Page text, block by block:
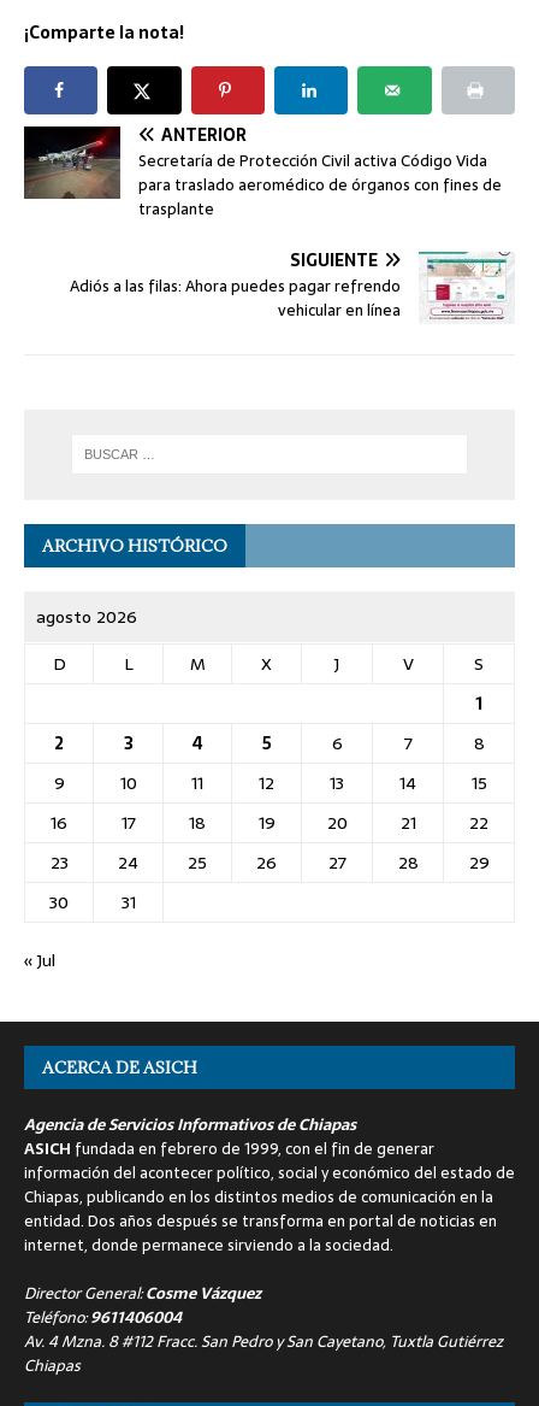
¡Comparte la nota!
ANTERIOR
Secretaría de Protección Civil activa Código Vida
para traslado aeromédico de órganos con fines de
trasplante
SIGUIENTE
Adiós a las filas: Ahora puedes pagar refrendo
vehicular en línea
ARCHIVO HISTÓRICO
agosto 2026
D
L M X J V
S
1
2
3 4 5 6 7
8
9
10 11 12 13 14
15
16
17 18 19 20 21
22
23
24 25 26 27 28
29
30
31
« Jul
ACERCA DE ASICH
Agencia de Servicios Informativos de Chiapas
ASICH fundada en febrero de 1999, con el fin de generar
información del acontecer político, social y económico del estado de
Chiapas, publicando en los distintos medios de comunicación en la
entidad. Dos años después se transforma en portal de noticias en
internet, donde permanece sirviendo a la sociedad.
Director General:Cosme Vázquez
Teléfono:9611406004
Av. 4 Mzna. 8 #112 Fracc. San Pedro y San Cayetano, Tuxtla Gutiérrez
Chiapas